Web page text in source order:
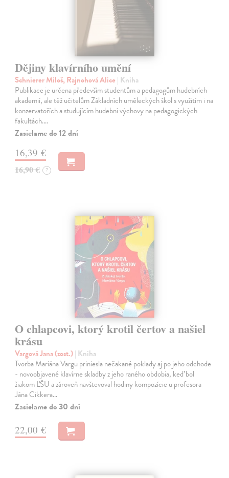
Dějiny klavírního umění
Schnierer Miloš, Rajnohová Alice | Kniha
Publikace je určena především studentům a pedagogům hudebních
akademií, ale též učitelům Základních uměleckých škol s využitím i na
konzervatořích a studujícím hudební výchovy na pedagogických
fakultách.…
Zasielame do 12 dní
16,39 €
16,90 € ?
O chlapcovi, ktorý krotil čertov a našiel
krásu
Vargová Jana (zost.)| Kniha
Tvorba Mariána Vargu priniesla nečakané poklady aj po jeho odchode
- novoobjavené klavírne skladby z jeho raného obdobia, keď bol
žiakom ĽŠU a zároveň navštevoval hodiny kompozície u profesora
Jána Cikkera…
Zasielame do 30 dní
22,00 €